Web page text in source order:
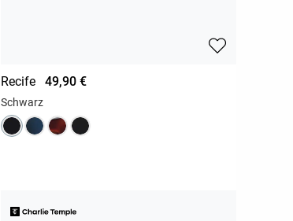
Recife 49,90 €
Schwarz